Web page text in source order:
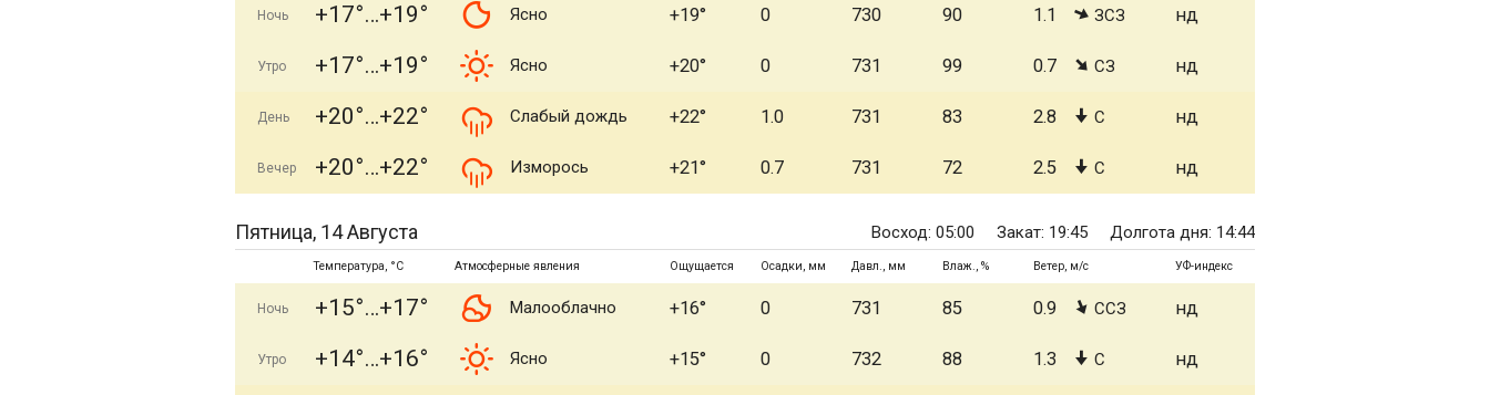
Ночь +17° +19° Ясно +19° 0 730 90 1.1 ЗСЗ нд
Утро +17° +19° Ясно +20° 0 731 99 0.7 СЗ нд
День +20° +22° Слабый дождь +22° 1.0 731 83 2.8 С нд
Вечер +20° +22° Изморось +21° 0.7 731 72 2.5 С нд
Пятница, 14 Августа Восход: 05:00 Закат: 19:45 Долгота дня: 14:44
Температура, °C Атмосферные явления Ощущается Осадки, мм Давл., мм Влаж., % Ветер, м/с УФ-индекс
Ночь +15° +17° Малооблачно +16° 0 731 85 0.9 ССЗ нд
Утро +14° +16° Ясно +15° 0 732 88 1.3 С нд